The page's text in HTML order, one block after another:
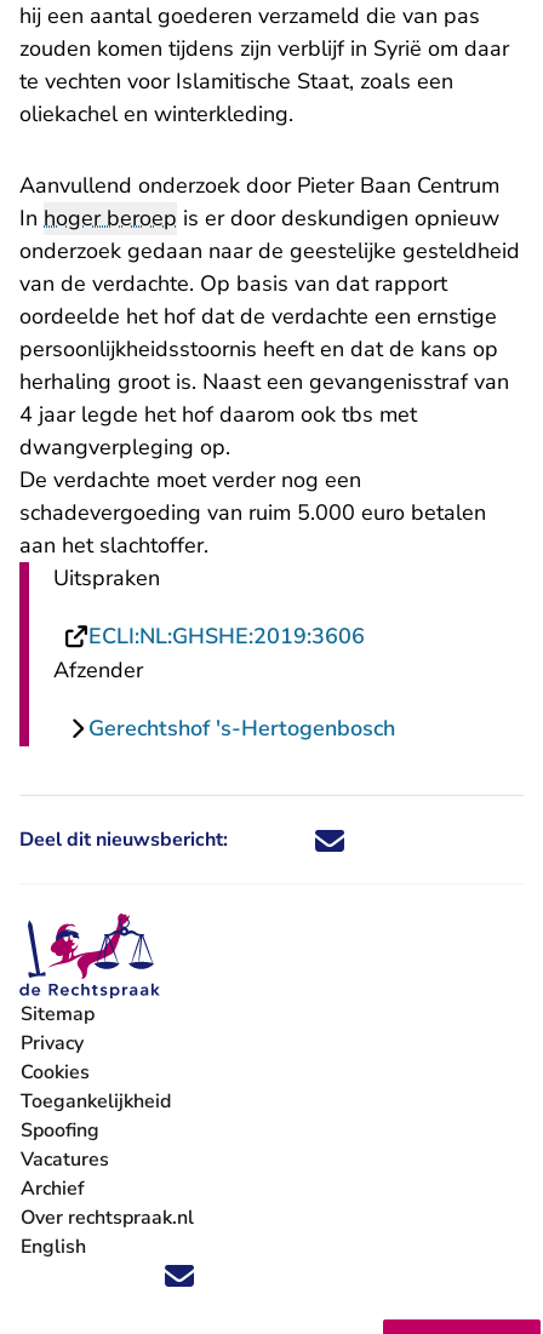
hij een aantal goederen verzameld die van pas
zouden komen tijdens zijn verblijf in Syrië om daar
te vechten voor Islamitische Staat, zoals een
oliekachel en winterkleding.
Aanvullend onderzoek door Pieter Baan Centrum
In hoger beroep is er door deskundigen opnieuw
onderzoek gedaan naar de geestelijke gesteldheid
van de verdachte. Op basis van dat rapport
oordeelde het hof dat de verdachte een ernstige
persoonlijkheidsstoornis heeft en dat de kans op
herhaling groot is. Naast een gevangenisstraf van
4 jaar legde het hof daarom ook tbs met
dwangverpleging op.
De verdachte moet verder nog een
schadevergoeding van ruim 5.000 euro betalen
aan het slachtoffer.
Uitspraken
ECLI:NL:GHSHE:2019:3606
Afzender
Gerechtshof 's-Hertogenbosch
Deel dit nieuwsbericht: Deel dit nieuwsbericht via X -
Deel dit nieuwsbericht via
Deel dit nieuwsbericht
Deel dit
Volg ons op X (Twitter) - U verlaat Rechtspraak.nl
Volg ons op Facebook - U verlaat Rechtspraak.nl
Volg ons op Instagram - U verlaat Rechtspraak.nl
Volg ons op Youtube - U verlaat Rechtspraak.nl
Volg ons op LinkedIn - U verlaat
'Blijf op de hoogte' nieuwsbrief - U verlaat
Sitemap
Privacy
Cookies
Toegankelijkheid
Spoofing
Vacatures
- U verlaat Rechtspraak.nl
Archief
Over rechtspraak.nl
English